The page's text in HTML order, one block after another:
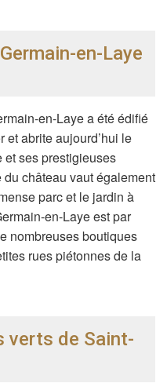
en-Laye
en-Laye a été édifié
et abrite aujourd’hui le
et ses prestigieuses
château vaut également
parc et le jardin à
en-Laye est par
nombreuses boutiques
rues piétonnes de la
verts de Saint-